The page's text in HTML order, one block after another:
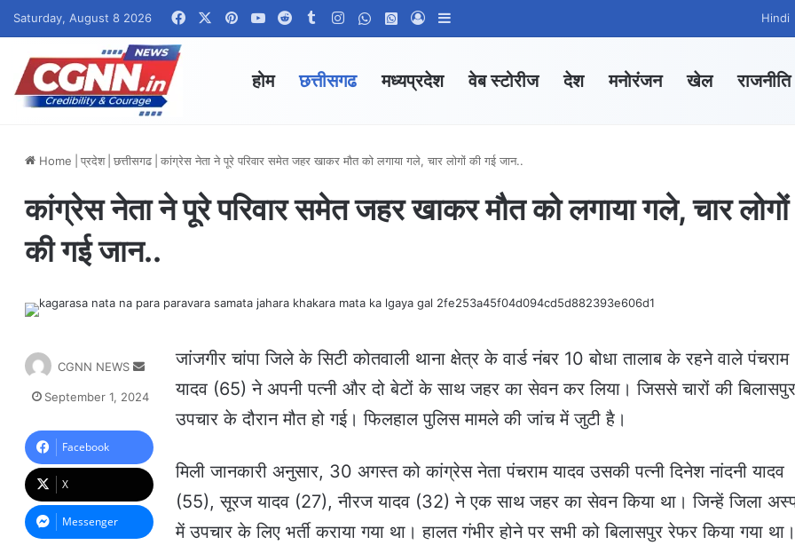
Saturday, August 8 2026 FacebookPinterestYouTubeRedditTumblrInstagramWhatsApp Channel
WhatsApp Group
Log In Hindi
होम छत्तीसगढ मध्यप्रदेश वेब स्टोरीज देश मनोरंजन खेल राजनीति
Home प्रदेश छत्तीसगढ कांग्रेस नेता ने पूरे परिवार समेत जहर खाकर मौत को लगाया गले, चार लोगों की गई जान..
कांग्रेस नेता ने पूरे परिवार समेत जहर खाकर मौत को लगाया गले, चार लोगों
की गई जान..
जांजगीर चांपा जिले के सिटी कोतवाली थाना क्षेत्र के वार्ड नंबर 10 बोधा तालाब के रहने वाले पंचराम
यादव (65) ने अपनी पत्नी और दो बेटों के साथ जहर का सेवन कर लिया। जिससे चारों की
उपचार के दौरान मौत हो गई। फिलहाल पुलिस मामले की जांच में जुटी है।
मिली जानकारी अनुसार, 30 अगस्त को कांग्रेस नेता पंचराम यादव उसकी पत्नी दिनेश नांदनी यादव
(55), सूरज यादव (27), नीरज यादव (32) ने एक साथ जहर का सेवन किया था। जिन्हें जिला
में उपचार के लिए भर्ती कराया गया था। हालत गंभीर होने पर सभी को बिलासपुर रेफर किया गया
CGNN NEWS
n
a
n
e
m
a
i
September 1, 2024
Facebook
X
Messenger